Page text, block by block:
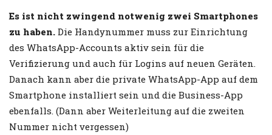
Es ist nicht zwingend notwenig zwei Smartphones
zu haben. Die Handynummer muss zur Einrichtung
des WhatsApp-Accounts aktiv sein für die
Verifizierung und auch für Logins auf neuen Geräten.
Danach kann aber die private WhatsApp-App auf dem
Smartphone installiert sein und die Business-App
ebenfalls. (Dann aber Weiterleitung auf die zweiten
Nummer nicht vergessen)